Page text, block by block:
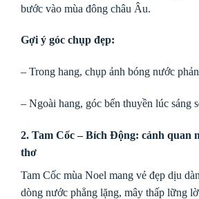
bước vào mùa đông châu Âu.
Gợi ý góc chụp đẹp:
– Trong hang, chụp ảnh bóng nước
– Ngoài hang, góc bến thuyền lúc sáng
2. Tam Cốc – Bích Động: cảnh quan
thơ
Tam Cốc mùa Noel mang vẻ đẹp dịu
dòng nước phẳng lặng, mây thấp lững